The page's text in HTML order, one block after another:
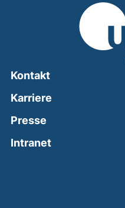
Kontakt
Karriere
Presse
Intranet(external link,